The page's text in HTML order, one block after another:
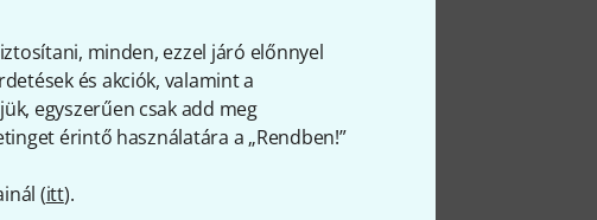
minden, ezzel járó előnnyel
és akciók, valamint a
egyszerűen csak add meg
érintő használatára a „Rendben!”
(itt).